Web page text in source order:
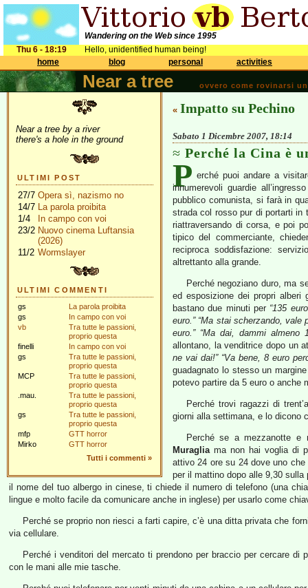
Wandering on the Web since 1995
Thu 6 - 18:19
Hello, unidentified human being!
home
blog personal activities
Near a tree ovvero come rovinarsi
Near a tree by a river
there's a hole in the ground
ULTIMI POST
27/7 Opera sì, nazismo no
14/7 La parola proibita
1/4
In campo con voi
23/2 Nuovo cinema Luftansia
(2026)
11/2 Wormslayer
ULTIMI COMMENTI
gs
La parola proibita
gs
In campo con voi
vb
Tra tutte le passioni,
proprio questa
finelli
In campo con voi
gs
Tra tutte le passioni,
proprio questa
MCP
Tra tutte le passioni,
proprio questa
.mau.
Tra tutte le passioni,
proprio questa
gs
Tra tutte le passioni,
proprio questa
mfp
GTT horror
Mirko
GTT horror
Tutti i commenti »
« Impatto su Pechino
Sabato 1 Dicembre 2007, 18:14
Perché la Cina è
P erché puoi andare a
innumerevoli guardie
pubblico comunista, si farà in
strada col rosso pur di portarti in
riattraversando di corsa, e poi
tipico del commerciante,
reciproca soddisfazione:
altrettanto alla grande.
Perché negoziano duro, ma
ed esposizione dei propri
bastano due minuti per “135
euro.” “Ma stai scherzando, vale
euro.” “Ma dai, dammi almeno
allontano, la venditrice dopo un
ne vai dai!” “Va bene, 8 euro
guadagnato lo stesso un
potevo partire da 5 euro o anche
Perché trovi ragazzi di
giorni alla settimana, e lo dicono
Perché se a mezzanotte
Muragliama non hai voglia di
attivo 24 ore su 24 dove uno
per il mattino dopo alle 9,30
il nome del tuo albergo in cinese, ti chiede il numero di telefono (una
lingue e molto facile da comunicare anche in inglese) per usarlo come
Perché se proprio non riesci a farti capire, c’è una ditta privata che
via cellulare.
Perché i venditori del mercato ti prendono per braccio per cercare
con le mani alle mie tasche.